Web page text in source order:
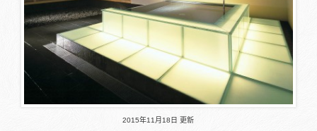
2015年11月18日 更新